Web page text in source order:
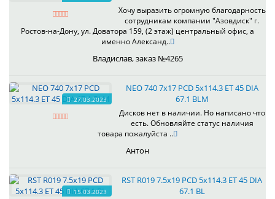
Хочу выразить огромную благодарность
сотрудникам компании "Азовдиск" г.
Ростов-на-Дону, ул. Доватора 159, (2 этаж) центральный офис, а
именно Александ..
Владислав, заказ №4265
27.03.2023
NEO 740 7x17 PCD 5x114.3 ET 45 DIA
67.1 BLM
Дисков нет в наличии. Но написано что
есть. Обновляйте статус наличия
товара пожалуйста ..
Антон
15.03.2023
RST R019 7.5x19 PCD 5x114.3 ET 45 DIA
67.1 BL